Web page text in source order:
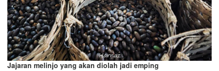
Jajaran melinjo yang akan diolah jadi emping